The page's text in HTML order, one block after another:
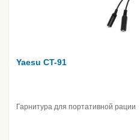
Yaesu CT-91
Гарнитура для портативной рации